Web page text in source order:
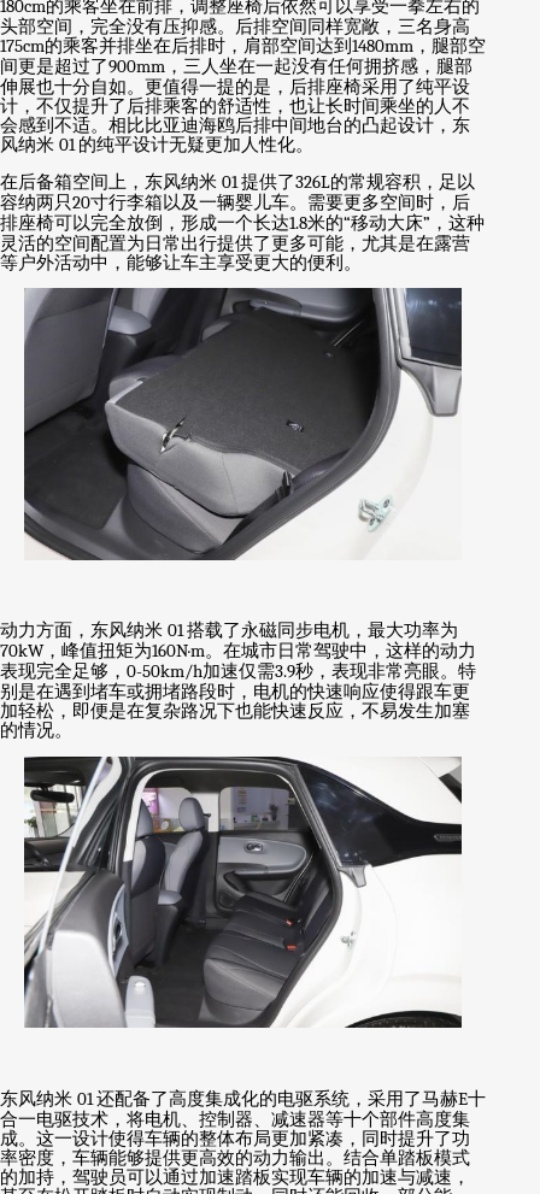
180cm的乘客坐在前排，调整座椅后依然可以享受一拳左右的
头部空间，完全没有压抑感。后排空间同样宽敞，三名身高
175cm的乘客并排坐在后排时，肩部空间达到 1480mm ，腿部空
间更是超过了900mm ，三人坐在一起没有任何拥挤感，腿部
伸展也十分自如。更值得一提的是，后排座椅采用了纯平设
计，不仅提升了后排乘客的舒适性，也让长时间乘坐的人不
会感到不适。相比比亚迪海鸥后排中间地台的凸起设计，东
风纳米 01的纯平设计无疑更加人性化。
在后备箱空间上，东风纳米 01提供了326L的常规容积，足以
容纳两只20寸行李箱以及一辆婴儿车。需要更多空间时，后
排座椅可以完全放倒，形成一个长达1.8米的“移动大床” ，这种
灵活的空间配置为日常出行提供了更多可能，尤其是在露营
等户外活动中，能够让车主享受更大的便利。
动力方面，东风纳米 01搭载了永磁同步电机，最大功率为
70kW，峰值扭矩为160N·m。在城市日常驾驶中，这样的动力
表现完全足够， 0-50km/h加速仅需3.9秒，表现非常亮眼。特
别是在遇到堵车或拥堵路段时，电机的快速响应使得跟车更
加轻松，即便是在复杂路况下也能快速反应，不易发生加塞
的情况。
东风纳米 01还配备了高度集成化的电驱系统，采用了马赫E十
合一电驱技术，将电机、控制器、减速器等十个部件高度集
成。这一设计使得车辆的整体布局更加紧凑，同时提升了功
率密度，车辆能够提供更高效的动力输出。结合单踏板模式
的加持，驾驶员可以通过加速踏板实现车辆的加速与减速，